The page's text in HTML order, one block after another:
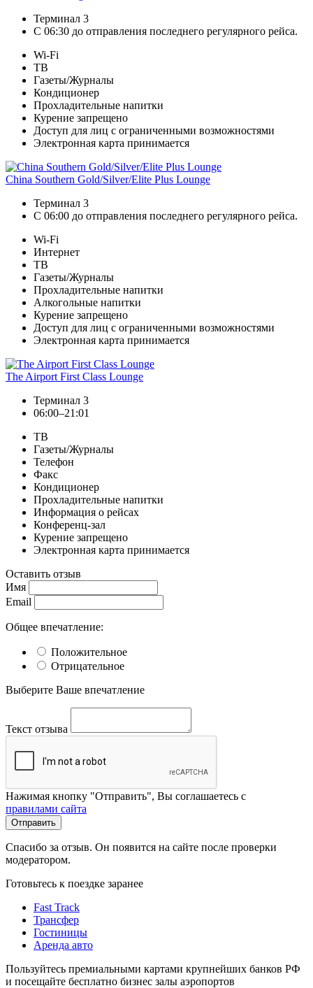
Терминал 3
С 06:30 до отправления последнего регулярного рейса.
Wi-Fi
ТВ
Газеты/Журналы
Кондиционер
Прохладительные напитки
Курение запрещено
Доступ для лиц с ограниченными возможностями
Электронная карта принимается
China Southern Gold/Silver/Elite Plus Lounge
Терминал 3
С 06:00 до отправления последнего регулярного рейса.
Wi-Fi
Интернет
ТВ
Газеты/Журналы
Прохладительные напитки
Алкогольные напитки
Курение запрещено
Доступ для лиц с ограниченными возможностями
Электронная карта принимается
The Airport First Class Lounge
Терминал 3
06:00–21:01
ТВ
Газеты/Журналы
Телефон
Факс
Кондиционер
Прохладительные напитки
Информация о рейсах
Конференц-зал
Курение запрещено
Электронная карта принимается
Оставить отзыв
Имя
Email
Общее впечатление:
Положительное
Отрицательное
Выберите Ваше впечатление
Текст отзыва
Нажимая кнопку "Отправить", Вы соглашаетесь с
правилами сайта
Отправить
Спасибо за отзыв. Он появится на сайте после проверки
модератором.
Готовьтесь к поездке заранее
Fast Track
Трансфер
Гостиницы
Аренда авто
Пользуйтесь премиальными картами крупнейших банков РФ
и посещайте бесплатно бизнес залы аэропортов